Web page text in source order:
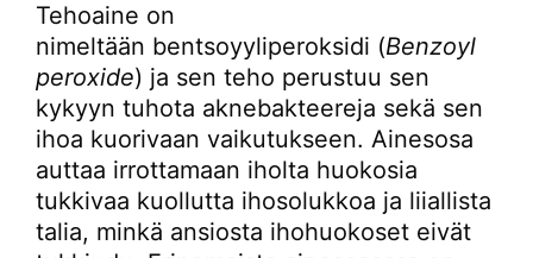
Tehoaine on
nimeltään bentsoyyliperoksidi (Benzoyl
peroxide) ja sen teho perustuu sen
kykyyn tuhota aknebakteereja sekä sen
ihoa kuorivaan vaikutukseen. Ainesosa
auttaa irrottamaan iholta huokosia
tukkivaa kuollutta ihosolukkoa ja liiallista
talia, minkä ansiosta ihohuokoset eivät